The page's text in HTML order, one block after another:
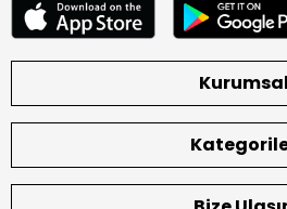
Kurumsal